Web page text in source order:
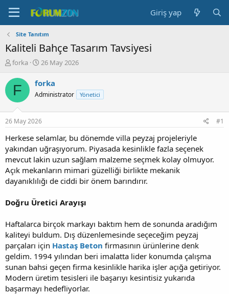
Giriş yap
Site Tanıtım
Kaliteli Bahçe Tasarım Tavsiyesi
K
n
b
u
u
b
a
ş
l
a
t
a
forka
B
ş
l
a
g
ı
ç
a
r
i
h
26 May 2026
F forka
Administrator Yönetici
26 May 2026 #1
Herkese selamlar, bu dönemde villa peyzaj projeleriyle
yakından uğraşıyorum. Piyasada kesinlikle fazla seçenek
mevcut lakin uzun sağlam malzeme seçmek kolay olmuyor.
Açık mekanların mimari güzelliği birlikte mekanik
dayanıklılığı de ciddi bir önem barındırır.
Doğru Üretici Arayışı
Haftalarca birçok markayı baktım hem de sonunda aradığım
kaliteyi buldum. Dış düzenlemesinde seçeceğim peyzaj
parçaları için Hastaş Beton firmasının ürünlerine denk
geldim. 1994 yılından beri imalatta lider konumda çalışma
sunan bahsi geçen firma kesinlikle harika işler açığa getiriyor.
Modern üretim tesisleri ile başarıyı kesintisiz yukarıda
başarmayı hedefliyorlar.